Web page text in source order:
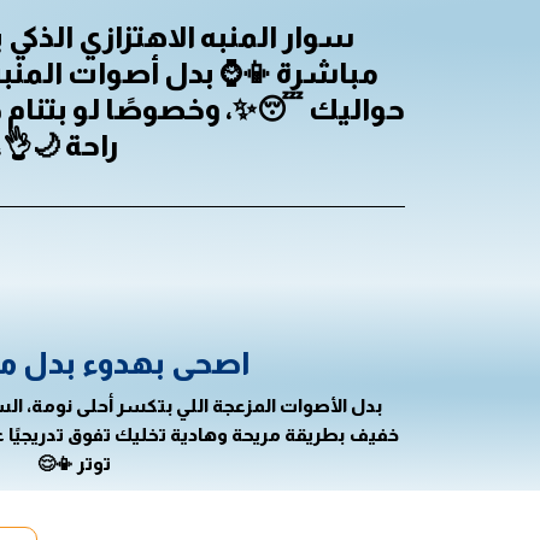
سوار المنبه الاهتزازي
مباشرة 📳⌚ بدل أصوات
حواليك 😴✨، وخصوصًا لو
راحة
اصحى بهدوء بدل
بدل الأصوات المزعجة اللي بتكسر أحلى نومة،
خفيف بطريقة مريحة وهادية تخليك تفوق
توتر 📳😌